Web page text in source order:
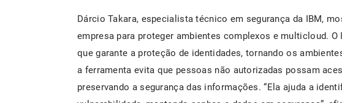
Dárcio Takara, especialista técnico em segurança da IBM,
empresa para proteger ambientes complexos e multicloud. O
que garante a proteção de identidades, tornando os
a ferramenta evita que pessoas não autorizadas possam
preservando a segurança das informações. “Ela ajuda a